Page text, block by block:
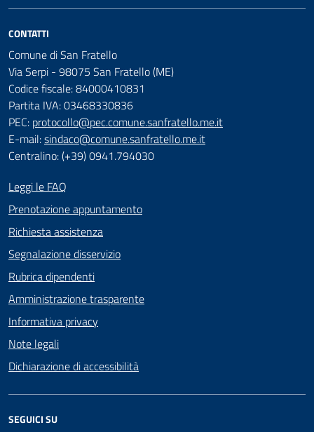
CONTATTI
Comune di San Fratello
Via Serpi - 98075 San Fratello (ME)
Codice fiscale: 84000410831
Partita IVA: 03468330836
PEC: protocollo@pec.comune.sanfratello.me.it
E-mail:sindaco@comune.sanfratello.me.it
Centralino: (+39) 0941.794030
Leggi le FAQ
Prenotazione appuntamento
Richiesta assistenza
Segnalazione disservizio
Rubrica dipendenti
Amministrazione trasparente
Informativa privacy
Note legali
Dichiarazione di accessibilità
SEGUICI SU